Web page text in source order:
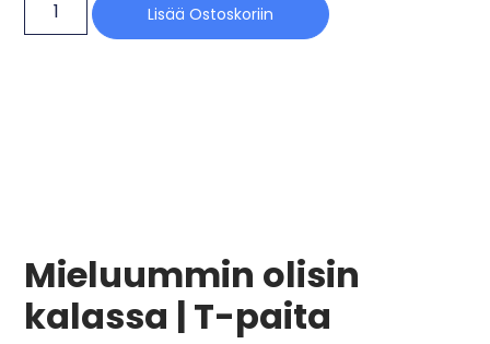
Lisää Ostoskoriin
Mieluummin olisin
kalassa | T-paita